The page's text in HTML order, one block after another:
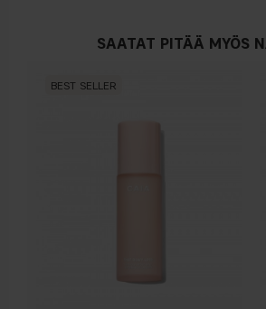
SAATAT PITÄÄ MYÖS
BEST SELLER